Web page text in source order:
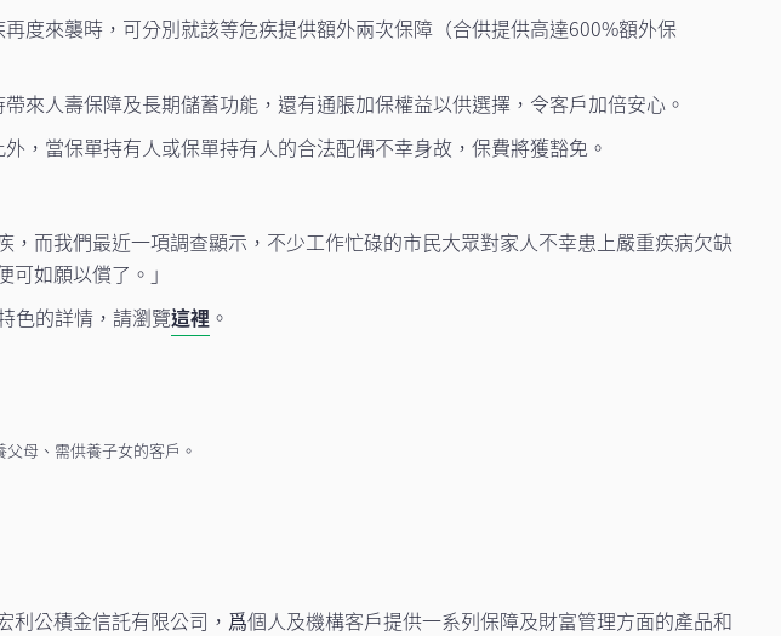
度來襲時，可分別就該等危疾提供額外兩次保障（合供提供高達600%額外保
來人壽保障及長期儲蓄功能，還有通脹加保權益以供選擇，令客戶加倍安心。
，當保單持有人或保單持有人的合法配偶不幸身故，保費將獲豁免。
而我們最近一項調查顯示，不少工作忙碌的市民大眾對家人不幸患上嚴重疾病欠缺
如願以償了。」
色的詳情，請瀏覽這裡 。
母、需供養子女的客戶。
公積金信託有限公司，爲個人及機構客戶提供一系列保障及財富管理方面的產品和